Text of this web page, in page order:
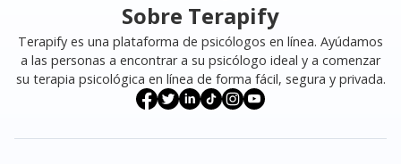
Sobre Terapify
Terapify es una plataforma de psicólogos en línea. Ayúdamos
a las personas a encontrar a su psicólogo ideal y a comenzar
su terapia psicológica en línea de forma fácil, segura y privada.